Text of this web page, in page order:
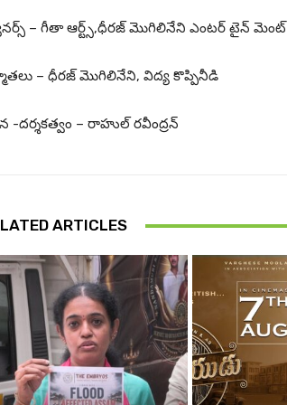
– గీతా ఆర్ట్స్,ధీరజ్ మొగిలినేని ఎంటర్ టైన్ మెంట్
– ధీరజ్ మొగిలినేని, విద్య కొప్పినీడి
-దర్శకత్వం – రాహుల్ రవీంద్రన్
ARTICLES